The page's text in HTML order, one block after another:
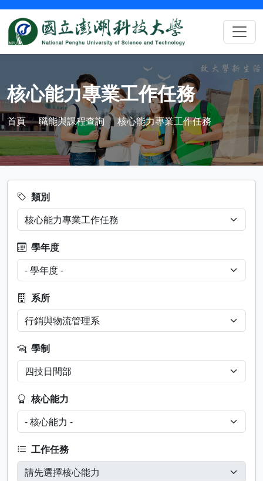
核心能力專業工作任務
首頁 職能與課程查詢 核心能力專業工作任務
類別
學年度
系所
學制
核心能力
工作任務